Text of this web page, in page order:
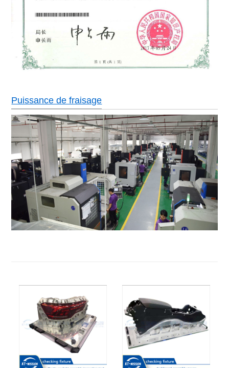
Puissance de fraisage